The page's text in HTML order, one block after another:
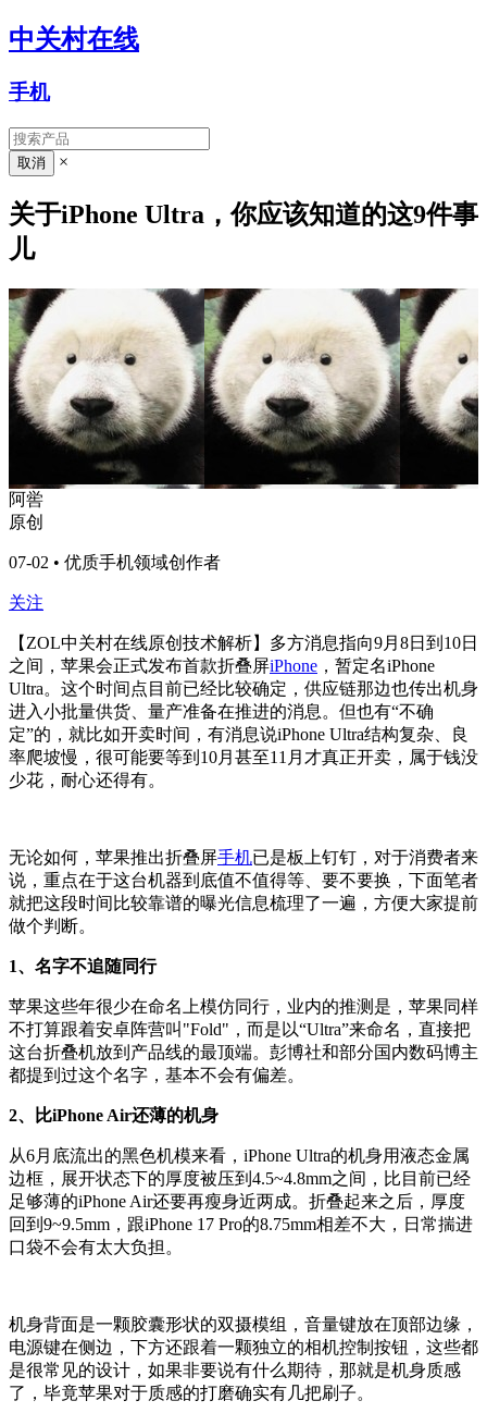
中关村在线
手机
×
关于iPhone Ultra，你应该知道的这9件事
儿
阿喾
原创
07-02 • 优质手机领域创作者
关注
【ZOL中关村在线原创技术解析】多方消息指向9月8日到10日
之间，苹果会正式发布首款折叠屏iPhone ，暂定名iPhone
Ultra。这个时间点目前已经比较确定，供应链那边也传出机身
进入小批量供货、量产准备在推进的消息。但也有“不确
定”的，就比如开卖时间，有消息说iPhone Ultra结构复杂、良
率爬坡慢，很可能要等到10月甚至11月才真正开卖，属于钱没
少花，耐心还得有。
无论如何，苹果推出折叠屏手机已是板上钉钉，对于消费者来
说，重点在于这台机器到底值不值得等、要不要换，下面笔者
就把这段时间比较靠谱的曝光信息梳理了一遍，方便大家提前
做个判断。
1、名字不追随同行
苹果这些年很少在命名上模仿同行，业内的推测是，苹果同样
不打算跟着安卓阵营叫"Fold"，而是以“Ultra”来命名，直接把
这台折叠机放到产品线的最顶端。彭博社和部分国内数码博主
都提到过这个名字，基本不会有偏差。
2、比iPhone Air还薄的机身
从6月底流出的黑色机模来看，iPhone Ultra的机身用液态金属
边框，展开状态下的厚度被压到4.5~4.8mm之间，比目前已经
足够薄的iPhone Air还要再瘦身近两成。折叠起来之后，厚度
回到9~9.5mm，跟iPhone 17 Pro的8.75mm相差不大，日常揣进
口袋不会有太大负担。
机身背面是一颗胶囊形状的双摄模组，音量键放在顶部边缘，
电源键在侧边，下方还跟着一颗独立的相机控制按钮，这些都
是很常见的设计，如果非要说有什么期待，那就是机身质感
了，毕竟苹果对于质感的打磨确实有几把刷子。